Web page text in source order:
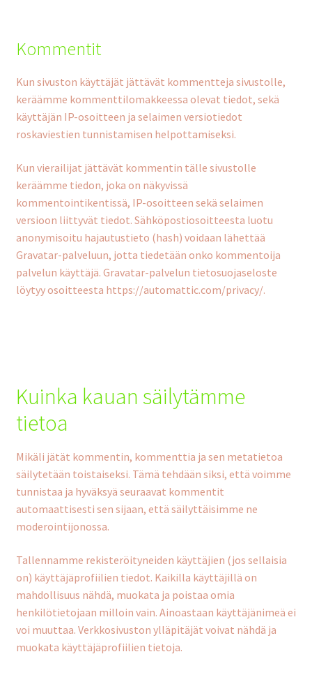
Kommentit
Kun sivuston käyttäjät jättävät kommentteja sivustolle,
keräämme kommenttilomakkeessa olevat tiedot, sekä
käyttäjän IP-osoitteen ja selaimen versiotiedot
roskaviestien tunnistamisen helpottamiseksi.
Kun vierailijat jättävät kommentin tälle sivustolle
keräämme tiedon, joka on näkyvissä
kommentointikentissä, IP-osoitteen sekä selaimen
versioon liittyvät tiedot. Sähköpostiosoitteesta luotu
anonymisoitu hajautustieto (hash) voidaan lähettää
Gravatar-palveluun, jotta tiedetään onko kommentoija
palvelun käyttäjä. Gravatar-palvelun tietosuojaseloste
löytyy osoitteesta https://automattic.com/privacy/.
Kuinka kauan säilytämme
tietoa
Mikäli jätät kommentin, kommenttia ja sen metatietoa
säilytetään toistaiseksi. Tämä tehdään siksi, että voimme
tunnistaa ja hyväksyä seuraavat kommentit
automaattisesti sen sijaan, että säilyttäisimme ne
moderointijonossa.
Tallennamme rekisteröityneiden käyttäjien (jos sellaisia
on) käyttäjäprofiilien tiedot. Kaikilla käyttäjillä on
mahdollisuus nähdä, muokata ja poistaa omia
henkilötietojaan milloin vain. Ainoastaan käyttäjänimeä ei
voi muuttaa. Verkkosivuston ylläpitäjät voivat nähdä ja
muokata käyttäjäprofiilien tietoja.